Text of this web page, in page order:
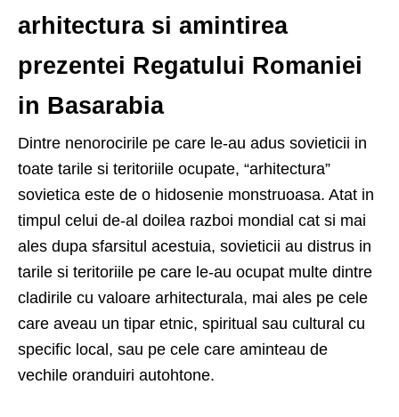
arhitectura si amintirea
prezentei Regatului Romaniei
in Basarabia
Dintre nenorocirile pe care le-au adus sovieticii in
toate tarile si teritoriile ocupate, “arhitectura”
sovietica este de o hidosenie monstruoasa. Atat in
timpul celui de-al doilea razboi mondial cat si mai
ales dupa sfarsitul acestuia, sovieticii au distrus in
tarile si teritoriile pe care le-au ocupat multe dintre
cladirile cu valoare arhitecturala, mai ales pe cele
care aveau un tipar etnic, spiritual sau cultural cu
specific local, sau pe cele care aminteau de
vechile oranduiri autohtone.